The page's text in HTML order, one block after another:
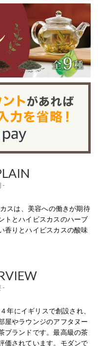
-
スは、美容への働きが期待
トとハイビスカスのハーブ
香りとハイビスカスの酸味
-
年にイギリスで創設され、
屋やラウンジのアフタヌー
ブランドです。最高級の茶
価されています。モダンで